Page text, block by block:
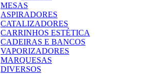
MESAS
ASPIRADORES
CATALIZADORES
CARRINHOS ESTÉTICA
CADEIRAS E BANCOS
VAPORIZADORES
MARQUESAS
DIVERSOS